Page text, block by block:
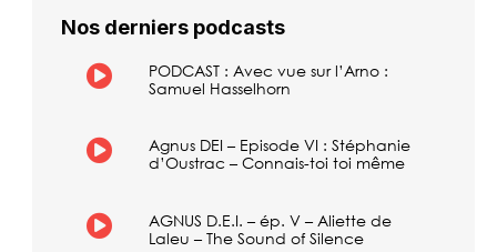
Nos derniers podcasts
PODCAST : Avec vue sur l’Arno :
Samuel Hasselhorn
Agnus DEI – Episode VI : Stéphanie
d’Oustrac – Connais-toi toi même
AGNUS D.E.I. – ép. V – Aliette de
Laleu – The Sound of Silence